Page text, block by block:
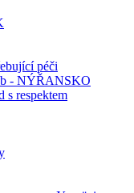
péči
- NÝŘANSKO
s respektem